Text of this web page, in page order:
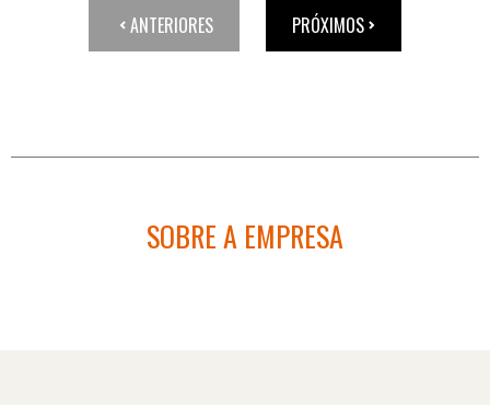
ANTERIORES PRÓXIMOS
SOBRE A EMPRESA